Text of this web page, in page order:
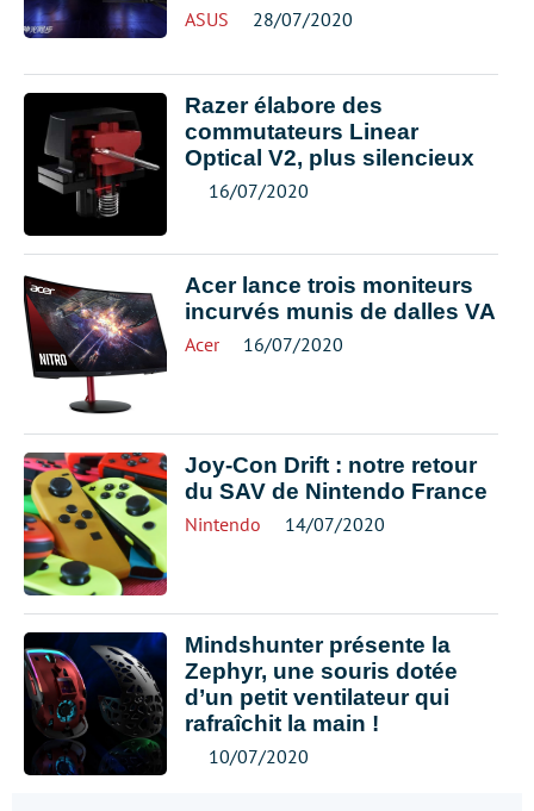
ASUS 28/07/2020
Razer élabore des
commutateurs Linear
Optical V2, plus silencieux
16/07/2020
Acer lance trois moniteurs
incurvés munis de dalles VA
Acer 16/07/2020
Joy-Con Drift : notre retour
du SAV de Nintendo France
Nintendo 14/07/2020
Mindshunter présente la
Zephyr, une souris dotée
d’un petit ventilateur qui
rafraîchit la main !
10/07/2020